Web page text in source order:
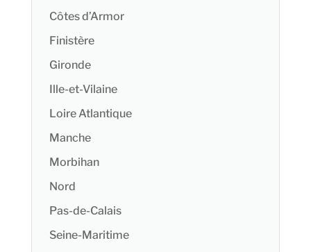
Côtes d’Armor
Finistère
Gironde
Ille-et-Vilaine
Loire Atlantique
Manche
Morbihan
Nord
Pas-de-Calais
Seine-Maritime